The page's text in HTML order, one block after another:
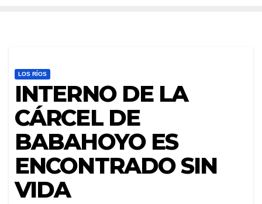
LOS RÍOS
INTERNO DE LA
CÁRCEL DE
BABAHOYO ES
ENCONTRADO SIN
VIDA